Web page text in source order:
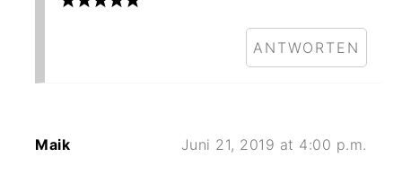
ANTWORTEN
Maik Juni 21, 2019 at 4:00 p.m.